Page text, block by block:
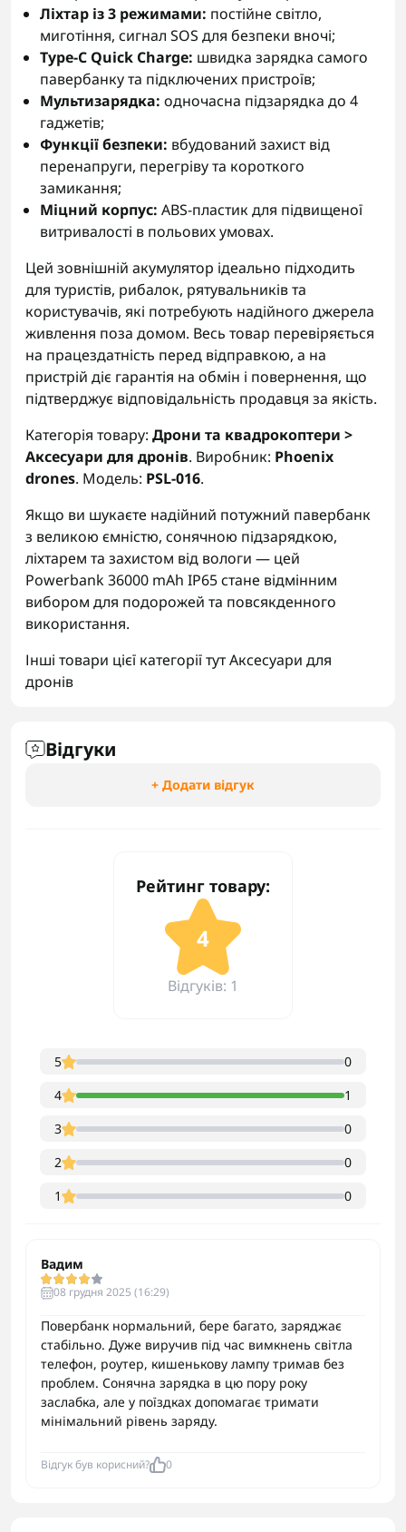
Ліхтар із 3 режимами: постійне світло,
миготіння, сигнал SOS для безпеки вночі;
Type-C Quick Charge: швидка зарядка самого
павербанку та підключених пристроїв;
Мультизарядка: одночасна підзарядка до 4
гаджетів;
Функції безпеки: вбудований захист від
перенапруги, перегріву та короткого
замикання;
Міцний корпус: ABS-пластик для підвищеної
витривалості в польових умовах.
Цей зовнішній акумулятор ідеально підходить
для туристів, рибалок, рятувальників та
користувачів, які потребують надійного джерела
живлення поза домом. Весь товар перевіряється
на працездатність перед відправкою, а на
пристрій діє гарантія на обмін і повернення, що
підтверджує відповідальність продавця за якість.
Категорія товару: Дрони та квадрокоптери >
Аксесуари для дронів. Виробник: Phoenix
drones. Модель: PSL-016.
Якщо ви шукаєте надійний потужний павербанк
з великою ємністю, сонячною підзарядкою,
ліхтарем та захистом від вологи — цей
Powerbank 36000 mAh IP65 стане відмінним
вибором для подорожей та повсякденного
використання.
Інші товари цієї категорії тутАксесуари для
дронів
Відгуки
+ Додати відгук
Рейтинг товару:
4
Відгуків: 1
5
0
4
1
3
0
2
0
1
0
Вадим
08 грудня 2025 (16:29)
Повербанк нормальний, бере багато, заряджає
стабільно. Дуже виручив під час вимкнень світла
телефон, роутер, кишенькову лампу тримав без
проблем. Сонячна зарядка в цю пору року
заслабка, але у поїздках допомагає тримати
мінімальний рівень заряду.
Відгук був корисний? 0